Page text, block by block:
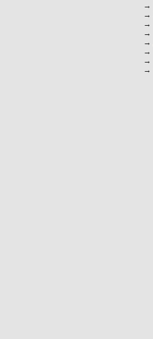
→
→
→
→
→
→
→
→